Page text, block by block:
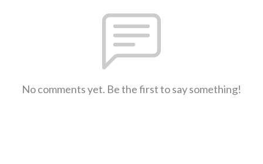
No comments yet. Be the first to say something!